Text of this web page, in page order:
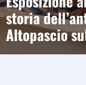
storia
Altopascio